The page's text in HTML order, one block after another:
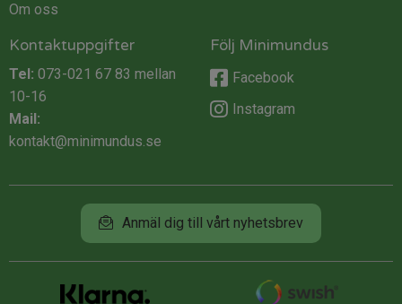
Om oss
Kontaktuppgifter
Tel: 073-021 67 83 mellan
10-16
Mail:
kontakt@minimundus.se
Följ Minimundus
Facebook
Instagram
Anmäl dig till vårt nyhetsbrev